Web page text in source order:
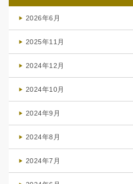
2026年6月
2025年11月
2024年12月
2024年10月
2024年9月
2024年8月
2024年7月